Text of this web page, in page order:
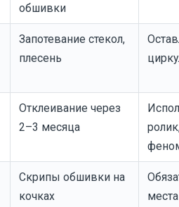
обшивки
Запотевание стекол,
плесень
Отклеивание через
2–3 месяца
Скрипы обшивки на
кочках